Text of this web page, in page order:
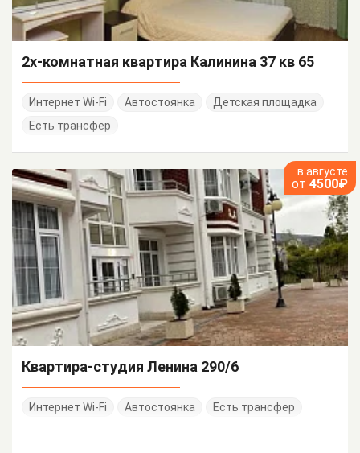
2х-комнатная квартира Калинина 37 кв 65
Интернет Wi-Fi Автостоянка
Детская площадка
Есть трансфер
в августе
от 4500₽
Квартира-студия Ленина 290/6
Интернет Wi-Fi Автостоянка Есть трансфер